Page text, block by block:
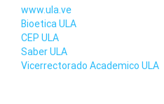
www.ula.ve
Bioetica ULA
CEP ULA
Saber ULA
Vicerrectorado Academico ULA